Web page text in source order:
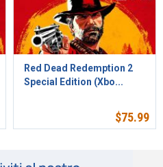
Red Dead Redemption 2
Special Edition (Xbo...
$75.99